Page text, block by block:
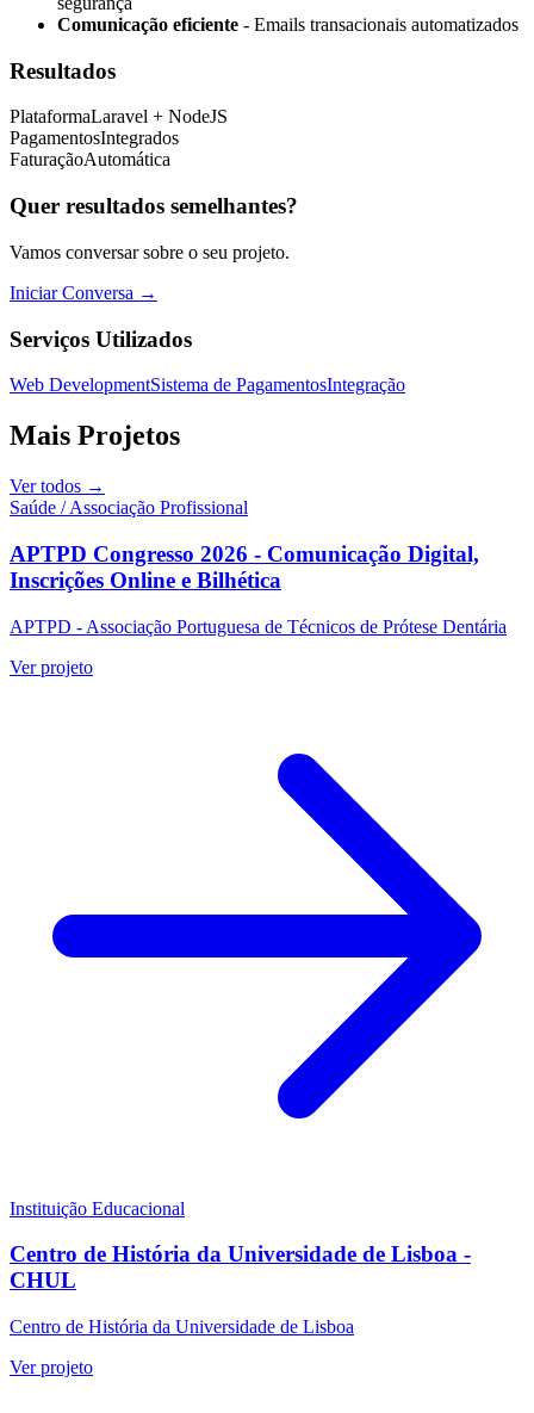
Comunicação eficiente - Emails transacionais automatizados
Resultados
PlataformaLaravel + NodeJS
PagamentosIntegrados
FaturaçãoAutomática
Quer resultados semelhantes?
Vamos conversar sobre o seu projeto.
Iniciar Conversa →
Serviços Utilizados
Web DevelopmentSistema de PagamentosIntegração
Mais Projetos
Ver todos →
Saúde / Associação Profissional
APTPD Congresso 2026 - Comunicação Digital,
Inscrições Online e Bilhética
APTPD - Associação Portuguesa de Técnicos de Prótese Dentária
Ver projeto
Instituição Educacional
Centro de História da Universidade de Lisboa -
CHUL
Centro de História da Universidade de Lisboa
Ver projeto